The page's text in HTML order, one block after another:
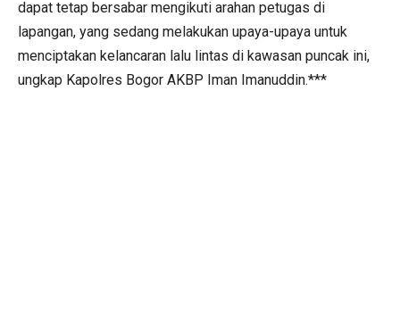
dapat tetap bersabar mengikuti arahan petugas di
lapangan, yang sedang melakukan upaya-upaya untuk
menciptakan kelancaran lalu lintas di kawasan puncak ini,
ungkap Kapolres Bogor AKBP Iman Imanuddin.***